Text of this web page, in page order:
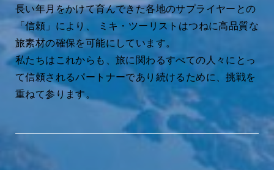
長い年月をかけて育んできた各地のサプライヤーとの
「信頼」により、 ミキ・ツーリストはつねに高品質な
旅素材の確保を可能にしています。
私たちはこれからも、旅に関わるすべての人々にとっ
て信頼されるパートナーであり続けるために、挑戦を
重ねて参ります。